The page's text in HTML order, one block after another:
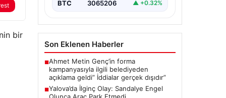
bir
BTC 3065206 ▲ +0.32%
Son Eklenen Haberler
■Ahmet Metin Genç’in forma
kampanyasıyla ilgili belediyeden
açıklama geldi” İddialar gerçek dışıdır”
■Yalova’da İlginç Olay: Sandalye Engel